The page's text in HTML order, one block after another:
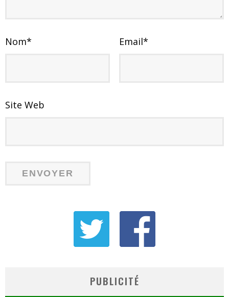
Nom* Email*
Site Web
PUBLICITÉ